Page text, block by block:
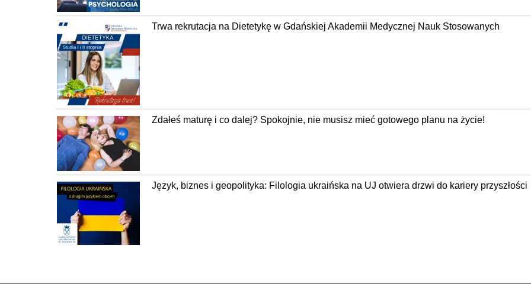
Trwa rekrutacja na Dietetykę w Gdańskiej Akademii Medycznej Nauk Stosowanych
Zdałeś maturę i co dalej? Spokojnie, nie musisz mieć gotowego planu na życie!
Język, biznes i geopolityka: Filologia ukraińska na UJ otwiera drzwi do kariery przyszłości